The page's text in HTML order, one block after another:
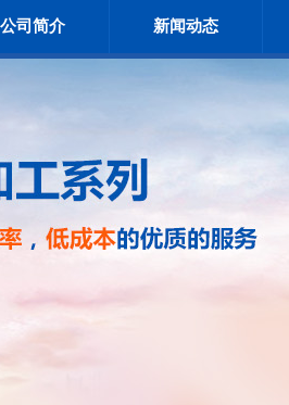
公司简介 新闻动态